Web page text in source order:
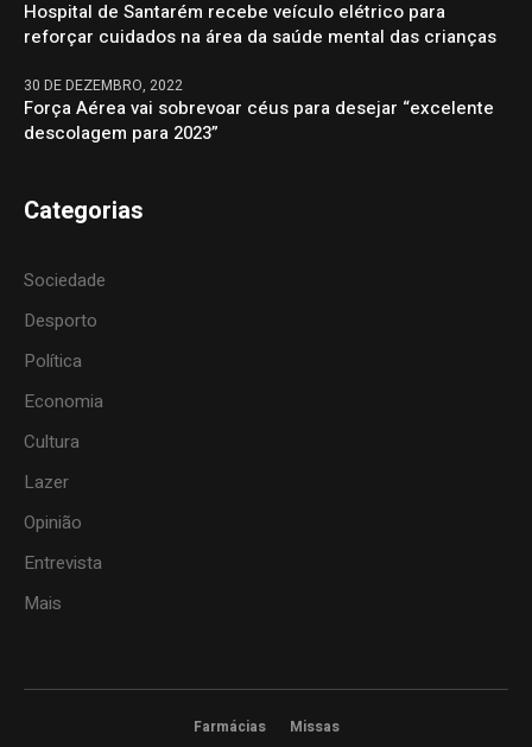
Hospital de Santarém recebe veículo elétrico para
reforçar cuidados na área da saúde mental das crianças
30 DE DEZEMBRO, 2022
Força Aérea vai sobrevoar céus para desejar “excelente
descolagem para 2023”
Categorias
Sociedade
Desporto
Política
Economia
Cultura
Lazer
Opinião
Entrevista
Mais
Farmácias Missas